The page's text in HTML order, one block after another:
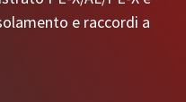
e raccordi a
per il trasporto di
e raccordi a stringere.